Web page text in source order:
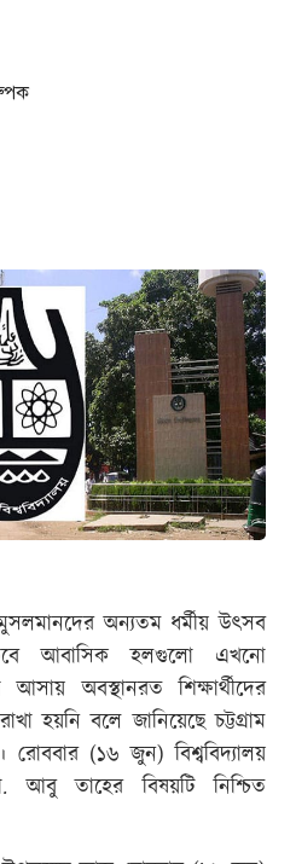
অন্যতম ধর্মীয় উৎসব
আবাসিক হলগুলো এখনো
অবস্থানরত শিক্ষার্থীদের
হয়নি বলে জানিয়েছে চট্টগ্রাম
রোববার (১৬ জুন) বিশ্ববিদ্যালয়
আবু তাহের বিষয়টি নিশ্চিত